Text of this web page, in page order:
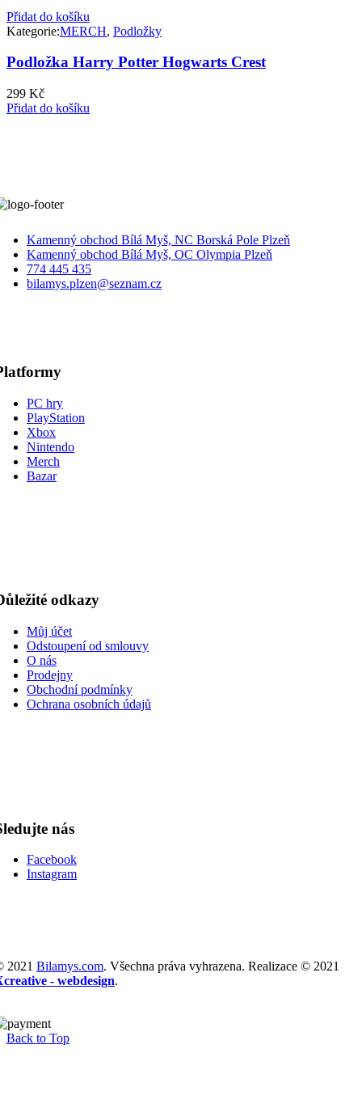
Přidat do košíku
Kategorie:MERCH, Podložky
Podložka Harry Potter Hogwarts Crest
299 Kč
Přidat do košíku
Kamenný obchod Bílá Myš, NC Borská Pole Plzeň
Kamenný obchod Bílá Myš, OC Olympia Plzeň
774 445 435
bilamys.plzen@seznam.cz
PC hry
PlayStation
Xbox
Nintendo
Merch
Bazar
odkazy
Můj účet
Odstoupení od smlouvy
O nás
Prodejny
Obchodní podmínky
Ochrana osobních údajů
nás
Facebook
Instagram
2021 Bilamys.com. Všechna práva vyhrazena. Realizace © 2021
- webdesign.
Back to Top